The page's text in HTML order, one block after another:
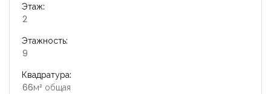
Этаж:
2
Этажность:
9
Квадратура:
66м² общая